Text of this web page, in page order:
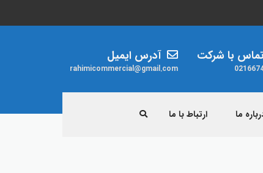
با شرکت آدرس ایمیل
rahimicommercial@gmail.com
ما ارتباط با ما